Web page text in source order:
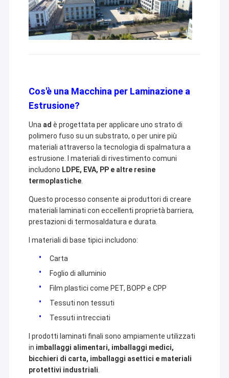
Cos'è una Macchina per Laminazione a
Estrusione?
Una ad è progettata per applicare uno strato di
polimero fuso su un substrato, o per unire più
materiali attraverso la tecnologia di spalmatura a
estrusione. I materiali di rivestimento comuni
includono LDPE, EVA, PP e altre resine
termoplastiche.
Questo processo consente ai produttori di creare
materiali laminati con eccellenti proprietà barriera,
prestazioni di termosaldatura e durata.
I materiali di base tipici includono:
Carta
Foglio di alluminio
Film plastici come PET, BOPP e CPP
Tessuti non tessuti
Tessuti intrecciati
I prodotti laminati finali sono ampiamente utilizzati
in imballaggi alimentari, imballaggi medici,
bicchieri di carta, imballaggi asettici e materiali
protettivi industriali